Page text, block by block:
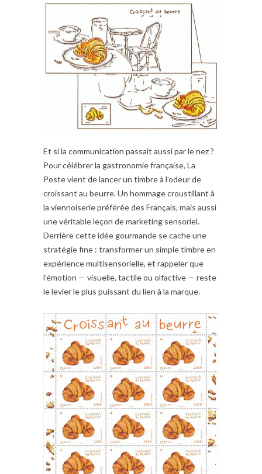
Et si la communication passait aussi par le nez ?
Pour célébrer la gastronomie française, La
Poste vient de lancer un timbre à l’odeur de
croissant au beurre. Un hommage croustillant à
la viennoiserie préférée des Français, mais aussi
une véritable leçon de marketing sensoriel.
Derrière cette idée gourmande se cache une
stratégie fine : transformer un simple timbre en
expérience multisensorielle, et rappeler que
l’émotion — visuelle, tactile ou olfactive — reste
le levier le plus puissant du lien à la marque.